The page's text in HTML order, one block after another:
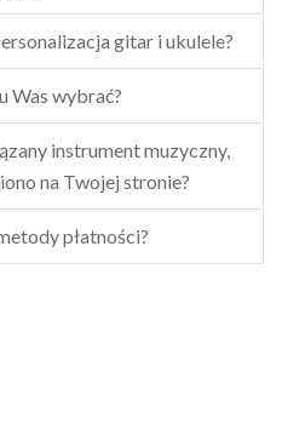
gitar i ukulele?
Was wybrać?
instrument muzyczny,
na Twojej stronie?
płatności?